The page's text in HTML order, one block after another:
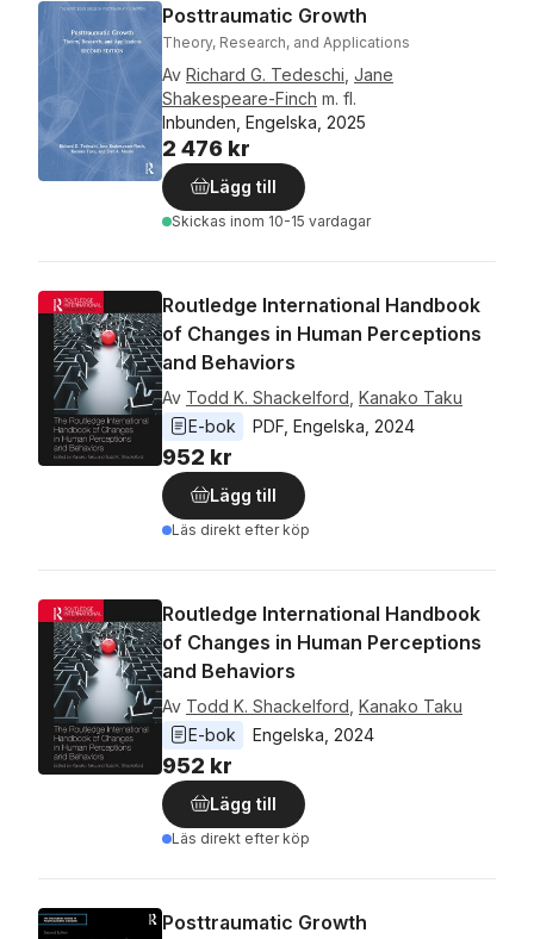
Posttraumatic Growth
Theory, Research, and Applications
Av Richard G. Tedeschi Jane
Shakespeare-Finch m. fl.
Inbunden, Engelska, 2025
2 476 kr
Lägg till
Skickas inom 10-15 vardagar
Routledge International Handbook
of Changes in Human Perceptions
and Behaviors
Av Todd K. Shackelford Kanako Taku
E-bok
PDF Engelska 2024
952 kr
Lägg till
Läs direkt efter köp
Routledge International Handbook
of Changes in Human Perceptions
and Behaviors
Av Todd K. Shackelford Kanako Taku
E-bok
Engelska 2024
952 kr
Lägg till
Läs direkt efter köp
Posttraumatic Growth